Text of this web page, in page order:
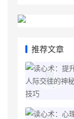
推荐文章